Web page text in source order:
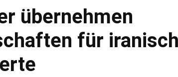
übernehmen
für